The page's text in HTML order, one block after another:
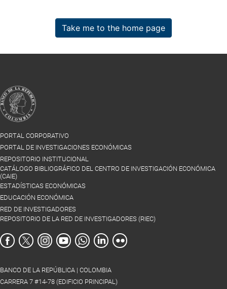
Take me to the home page
PORTAL CORPORATIVO
PORTAL DE INVESTIGACIONES ECONÓMICAS
REPOSITORIO INSTITUCIONAL
CATÁLOGO BIBLIOGRÁFICO DEL CENTRO DE INVESTIGACIÓN ECONÓMICA
(CAIE)
ESTADÍSTICAS ECONÓMICAS
EDUCACIÓN ECONÓMICA
RED DE INVESTIGADORES
REPOSITORIO DE LA RED DE INVESTIGADORES (RIEC)
BANCO DE LA REPÚBLICA | COLOMBIA
CARRERA 7 #14-78 (EDIFICIO PRINCIPAL)